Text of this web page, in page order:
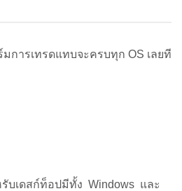
การเทรดแทบจะครบทุก OS เลยที
บเดสก์ท็อปมีทั้ง Windows และ